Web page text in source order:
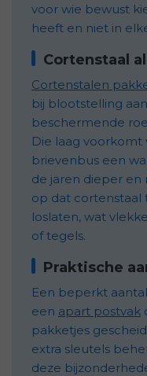
voor wie bewust
heeft en niet in
Cortenstaal
Cortenstalen
bij blootstelling
beschermende
Die laag
brievenbus een
de jaren dieper en
op dat cortenstaal
loslaten, wat
of tegels.
Praktische
Een beperkt
een apart postvak
pakketjes
extra sleutels
deze